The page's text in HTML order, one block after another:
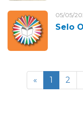
05/05/
Selo
« 1 2